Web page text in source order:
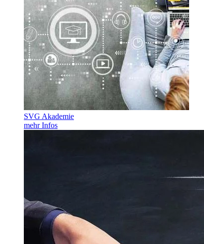
SVG Akademie
mehr Infos